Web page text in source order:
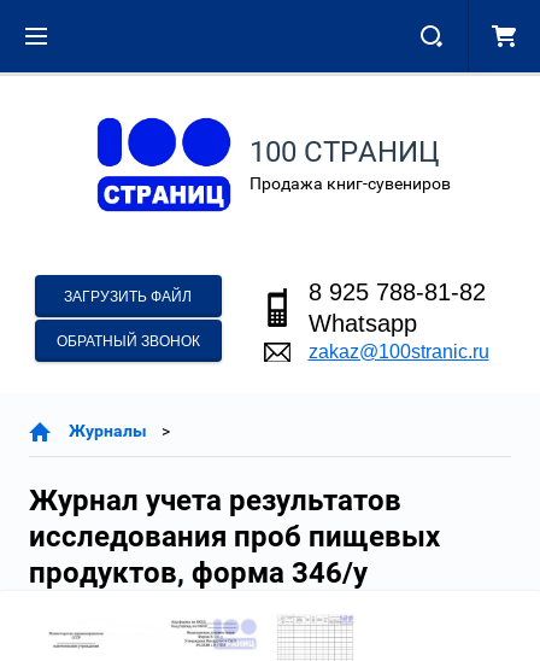
100 СТРАНИЦ
Продажа книг-сувениров
ЗАГРУЗИТЬ ФАЙЛ
ОБРАТНЫЙ ЗВОНОК
8 925 788-81-82
Whatsapp
zakaz@100stranic.ru
Журналы
Журнал учета результатов
исследования проб пищевых
продуктов, форма 346/у